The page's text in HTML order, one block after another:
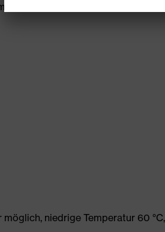
niedrige Temperatur 60